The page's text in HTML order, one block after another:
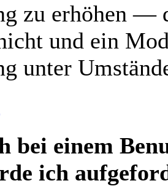
zu erhöhen —
und ein
unter
bei einem
ich